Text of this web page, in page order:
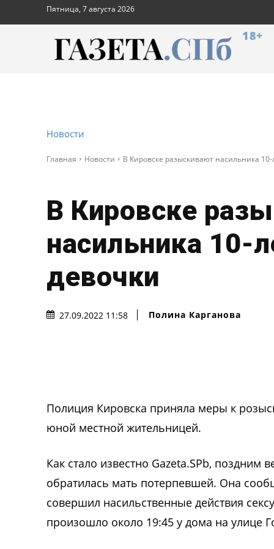
Пятница, 7 августа 2026
18+
Новости
Главная Новости В Кировске разыскивают насильника
В Кировске
насильника 10-
девочки
27.09.2022 11:58 Полина Карганова
Полиция Кировска приняла меры к
юной местной жительницей.
Как стало известно Gazeta.SPb,
обратилась мать потерпевшей. Она
совершил насильственные действия
произошло около 19:45 у дома на улице